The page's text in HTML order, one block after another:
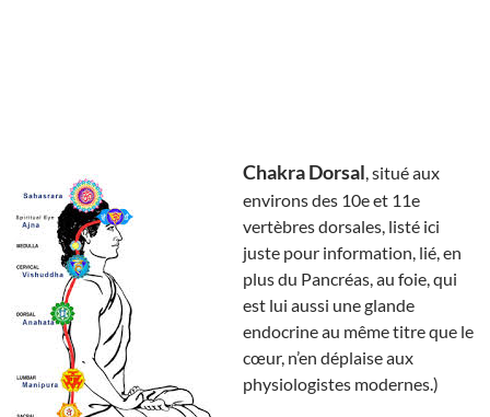
Chakra Dorsal, situé aux
environs des 10e et 11e
vertèbres dorsales, listé ici
juste pour information, lié, en
plus du Pancréas, au foie, qui
est lui aussi une glande
endocrine au même titre que le
cœur, n’en déplaise aux
physiologistes modernes.)